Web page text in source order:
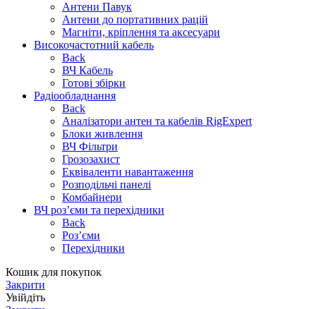
Антени Павук
Антени до портативних рацій
Магніти, кріплення та аксесуари
Високочастотний кабель
Back
ВЧ Кабель
Готові збірки
Радіообладнання
Back
Аналізатори антен та кабелів RigExpert
Блоки живлення
ВЧ Фільтри
Грозозахист
Еквіваленти навантаження
Розподільчі панелі
Комбайнери
ВЧ роз’єми та перехідники
Back
Роз’єми
Перехідники
Кошик для покупок
Закрити
Увійдіть